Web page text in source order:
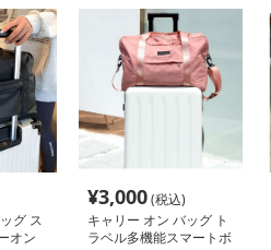
グ ス
オン
¥3,000(税込)
キャリー オン バッグ ト
ラベル多機能スマートボ